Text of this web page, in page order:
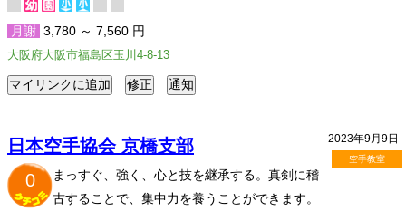
月謝 3,780 ～ 7,560 円
大阪府大阪市福島区玉川4-8-13
2023年9月9日
空手教室
日本空手協会 京橋支部
0
まっすぐ、強く、心と技を継承する。真剣に稽
古することで、集中力を養うことができます。